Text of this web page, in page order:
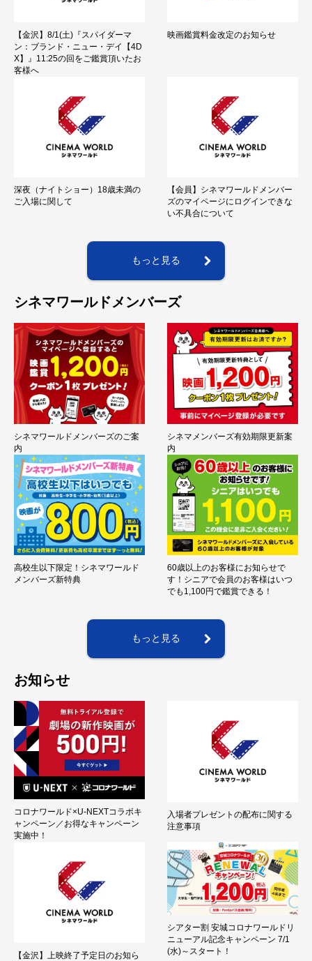
【金沢】8/1(土)『スパイダーマ
ン：ブランド・ニュー・デイ【4D
X】』11:25の回をご鑑賞頂いたお
客様へ
映画鑑賞料金改定のお知らせ
深夜（ナイトショー）18歳未満の
ご入場に関して
【会員】シネマワールドメンバー
ズのマイページにログインできな
い不具合について
もっと見る
シネマワールドメンバーズ
シネマワールドメンバーズのご案
内
シネマメンバーズ有効期限更新案
内
高校生以下限定！シネマワールド
メンバーズ新特典
60歳以上のお客様にお知らせで
す！シニアで会員のお客様はいつ
でも1,100円で鑑賞できる！
もっと見る
お知らせ
コロナワールド×U-NEXTコラボキ
ャンペーン／お得なキャンペーン
実施中！
入場者プレゼントの配布に関する
注意事項
【金沢】上映終了予定日のお知ら
シアター割 安城コロナワールドリ
ニューアル記念キャンペーン 7/1
(水)～スタート！